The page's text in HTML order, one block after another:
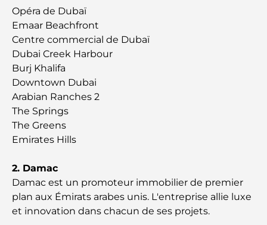
complets pour tous
Lamborghini les plus chères jamais construites : la
liste ultime des collectionneurs
L'école GEMS la plus chère de Dubaï : un guide
complet pour les parents
Les meilleures écoles près de Damac Hills 2 : un
guide pour les familles
Les meilleurs restaurants indiens de Dubaï : un
voyage culinaire
Découvrez la promenade de Palm Jumeirah : une
balade placée sous le signe du luxe et des
Opéra de Dubaï
Emaar Beachfront
Centre commercial de Dubaï
Dubai Creek Harbour
Burj Khalifa
Downtown Dubai
Arabian Ranches 2
The Springs
The Greens
Emirates Hills
2. Damac
Damac est un promoteur immobilier de premier
plan aux Émirats arabes unis. L'entreprise allie luxe
et innovation dans chacun de ses projets.